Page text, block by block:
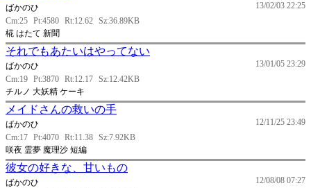
13/02/03 22:25
ばかのひ
Cm:25 Pt:4580 Rt:12.62 Sz:36.89KB
椛 はたて 新聞
それでもあたいはやってない
13/01/05 23:29
ばかのひ
Cm:19 Pt:3870 Rt:12.17 Sz:12.42KB
チルノ 大妖精 ケーキ
メイドさんの救いの手
12/11/25 23:49
ばかのひ
Cm:17 Pt:4070 Rt:11.38 Sz:7.92KB
咲夜 霊夢 魔理沙 短編
彼女の好きな、甘いもの
12/08/08 07:27
ばかのひ